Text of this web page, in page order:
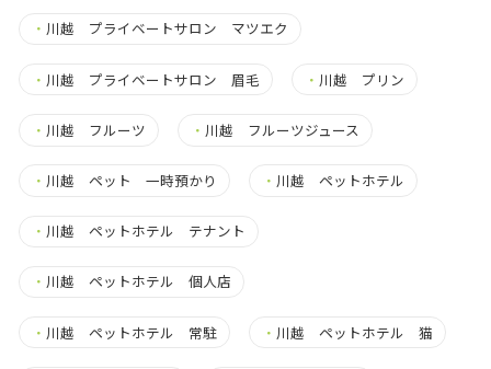
・ 川越 プライベートサロン マツエク
・ 川越 プライベートサロン 眉毛 ・ 川越 プリン
・ 川越 フルーツ ・ 川越 フルーツジュース
・ 川越 ペット 一時預かり ・ 川越 ペットホテル
・ 川越 ペットホテル テナント
・ 川越 ペットホテル 個人店
・ 川越 ペットホテル 常駐 ・ 川越 ペットホテル 猫